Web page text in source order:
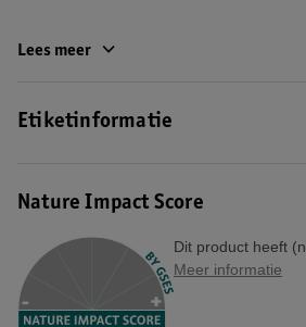
Lees meer
Etiketinformatie
Nature Impact Score
Dit product heeft
Meer informatie